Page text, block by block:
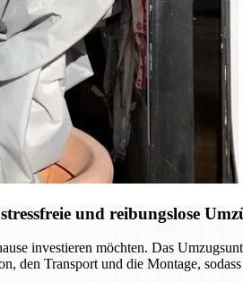
und reibungslose
investieren möchten. Das
den Transport und die Montage,